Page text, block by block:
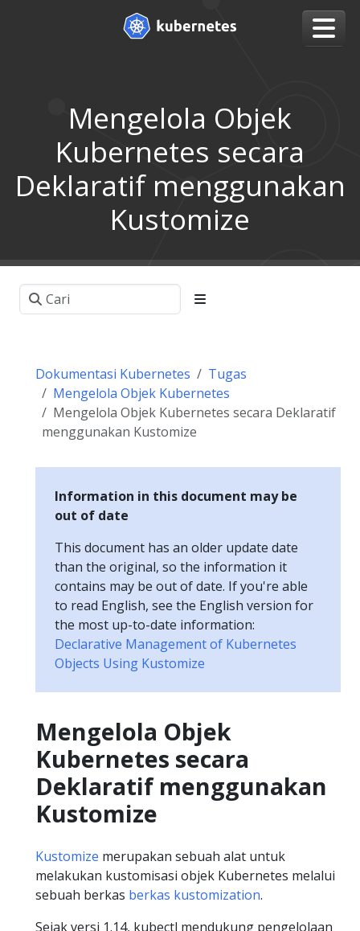
Mengelola Objek
Kubernetes secara
Deklaratif menggunakan
Kustomize
Dokumentasi Kubernetes
Tugas
Mengelola Objek Kubernetes
Mengelola Objek Kubernetes secara Deklaratif
menggunakan Kustomize
Information in this document may be
out of date
This document has an older update date
than the original, so the information it
contains may be out of date. If you're able
to read English, see the English version for
the most up-to-date information:
Declarative Management of Kubernetes
Objects Using Kustomize
Mengelola Objek
Kubernetes secara
Deklaratif menggunakan
Kustomize
Kustomize merupakan sebuah alat untuk
melakukan kustomisasi objek Kubernetes melalui
sebuah berkas berkas kustomization.
Sejak versi 1.14, kubectl mendukung pengelolaan